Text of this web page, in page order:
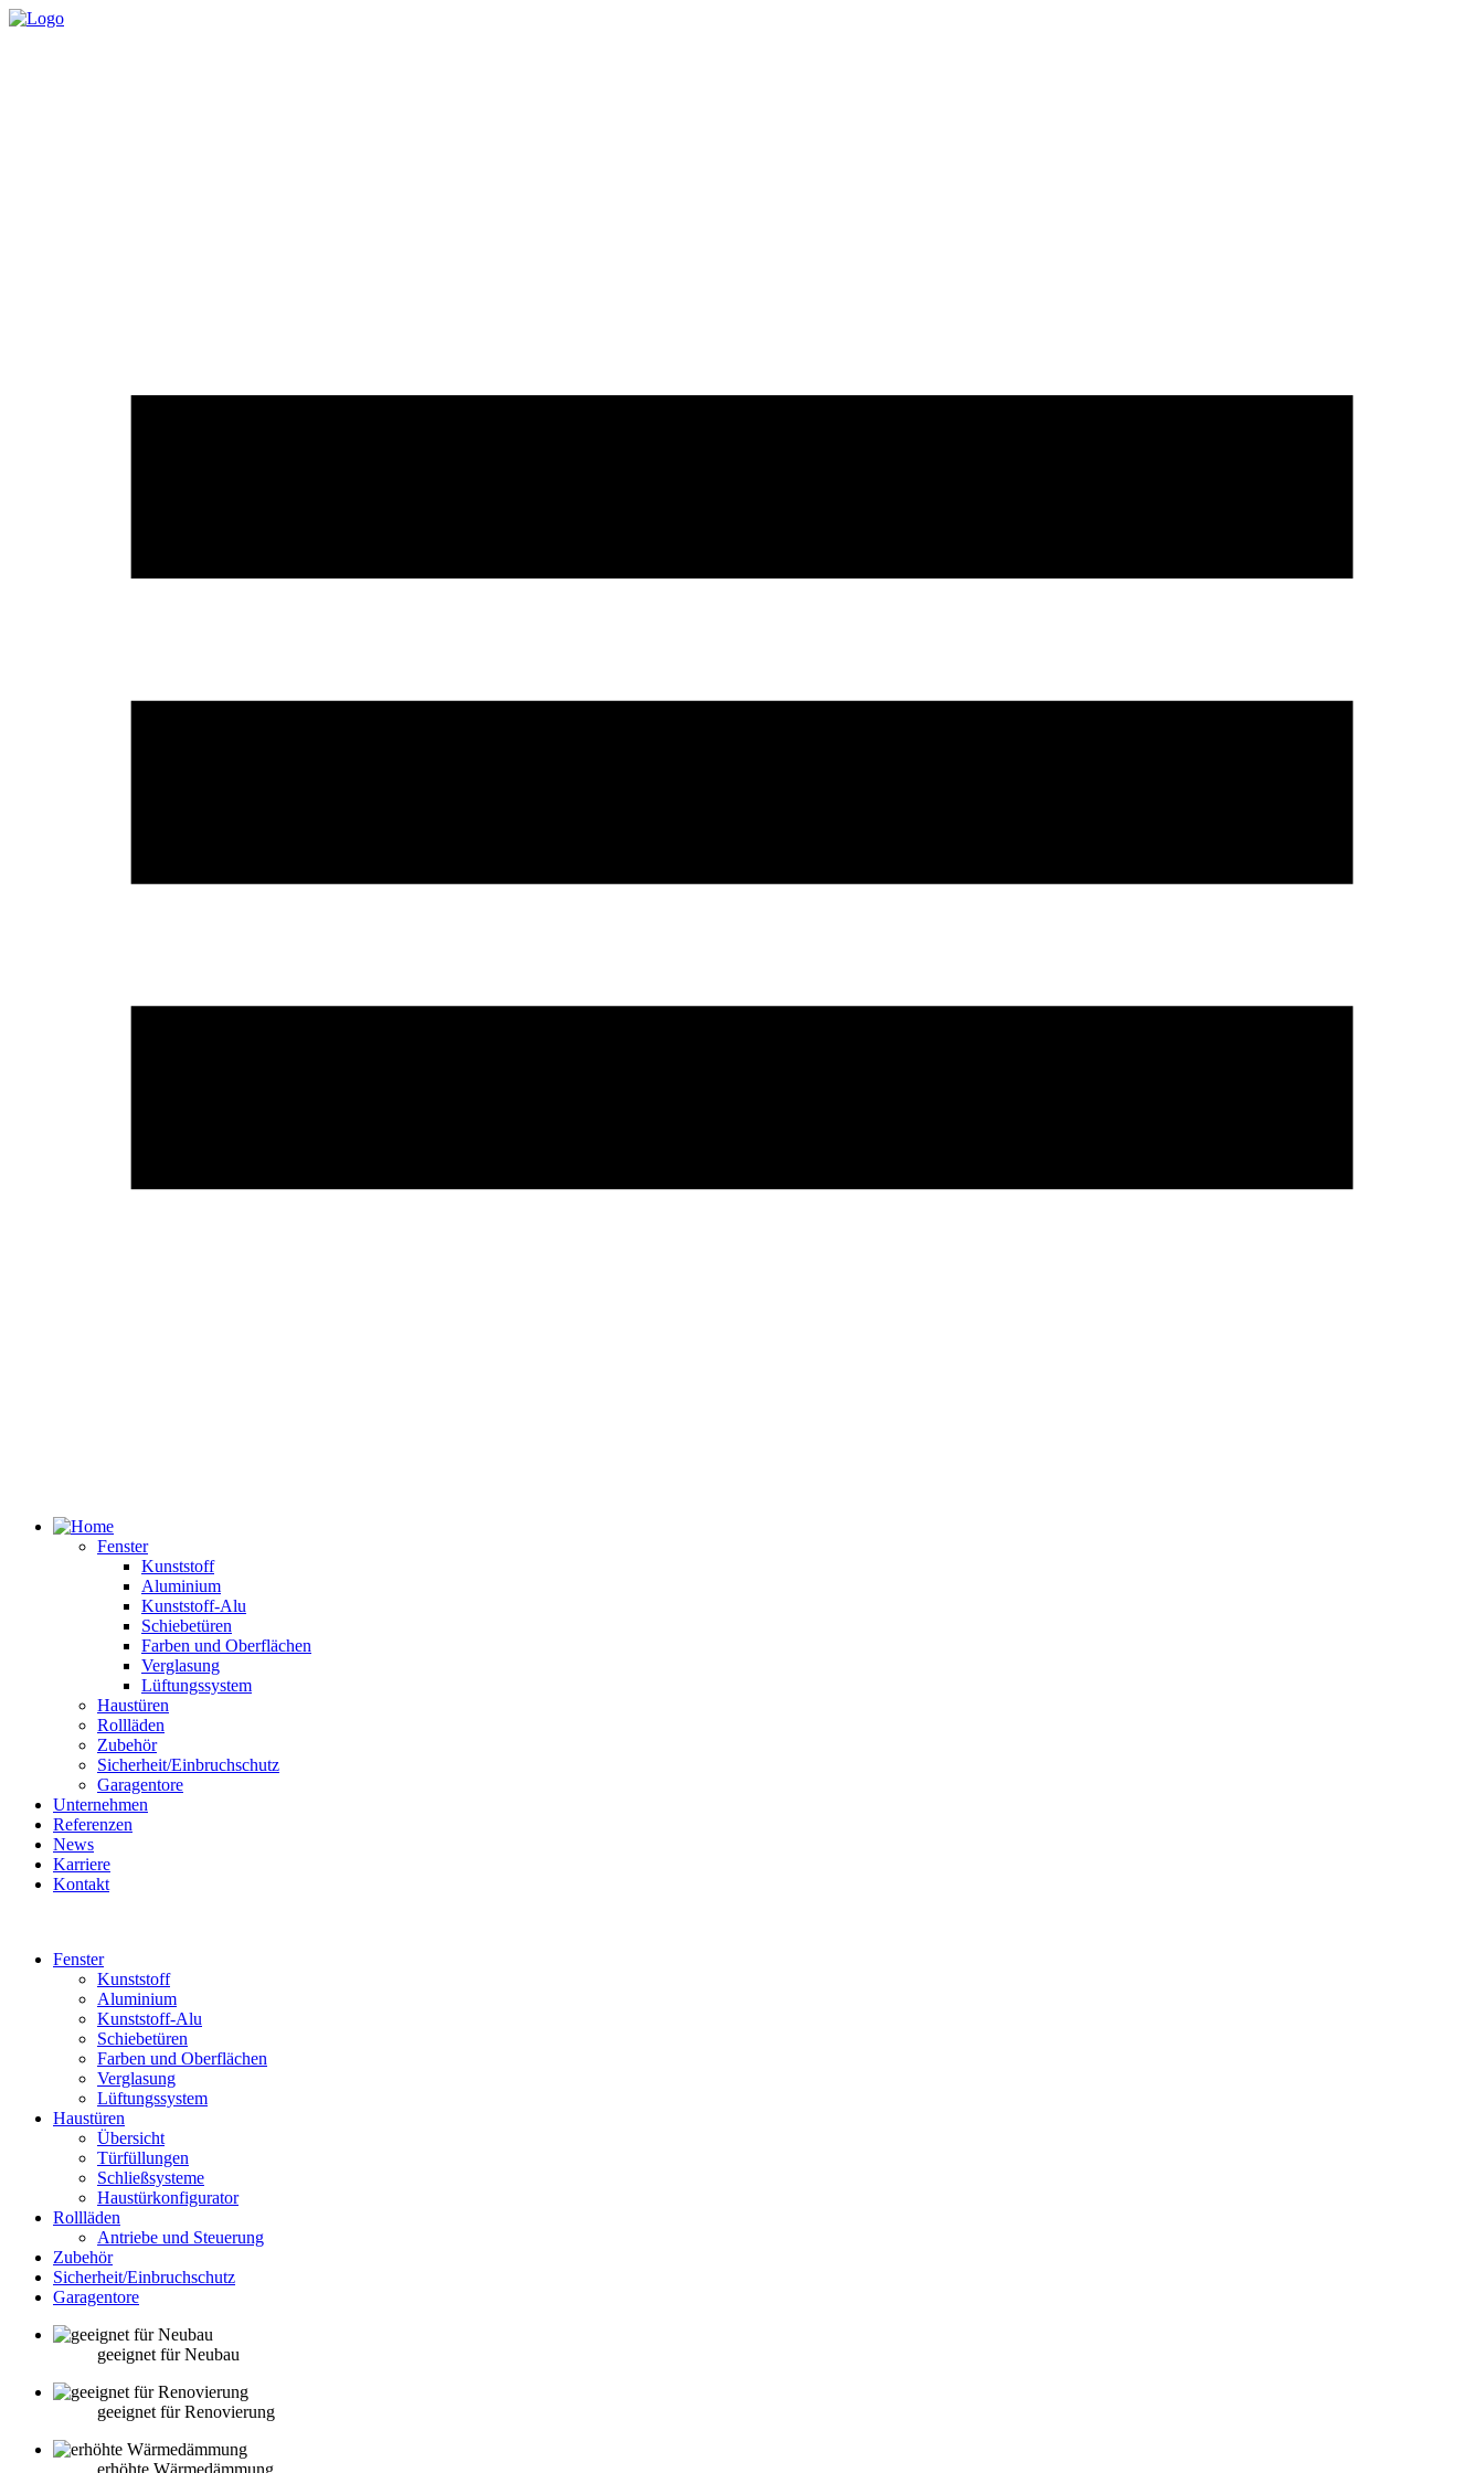
Fenster
Kunststoff
Aluminium
Kunststoff-Alu
Schiebetüren
Farben und Oberflächen
Verglasung
Lüftungssystem
Haustüren
Rollläden
Zubehör
Sicherheit/Einbruchschutz
Garagentore
Unternehmen
Referenzen
News
Karriere
Kontakt
Fenster
Kunststoff
Aluminium
Kunststoff-Alu
Schiebetüren
Farben und Oberflächen
Verglasung
Lüftungssystem
Haustüren
Übersicht
Türfüllungen
Schließsysteme
Haustürkonfigurator
Rollläden
Antriebe und Steuerung
Zubehör
Sicherheit/Einbruchschutz
Garagentore
geeignet für Neubau
geeignet für Renovierung
erhöhte Wärmedämmung